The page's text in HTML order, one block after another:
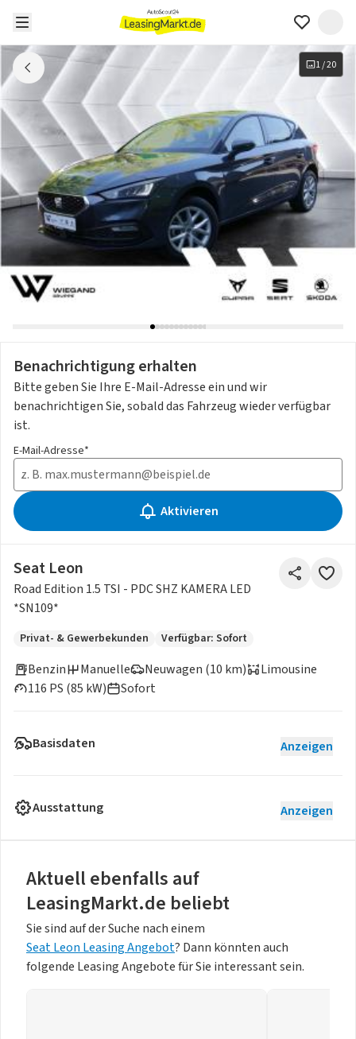
1/20
Benachrichtigung erhalten
Bitte geben Sie Ihre E-Mail-Adresse ein und wir
benachrichtigen Sie, sobald das Fahrzeug wieder verfügbar
ist.
E-Mail-Adresse*
Aktivieren
Seat Leon
Road Edition 1.5 TSI - PDC SHZ KAMERA LED
*SN109*
Privat- & Gewerbekunden Verfügbar: Sofort
Benzin
Neuwagen (10 km)
116 PS (85 kW)
Manuelle
Limousine
Sofort
Basisdaten Anzeigen
Ausstattung Anzeigen
Aktuell ebenfalls auf
LeasingMarkt.de beliebt
Sie sind auf der Suche nach einem
Seat Leon Leasing Angebot? Dann könnten auch
folgende Leasing Angebote für Sie interessant sein.